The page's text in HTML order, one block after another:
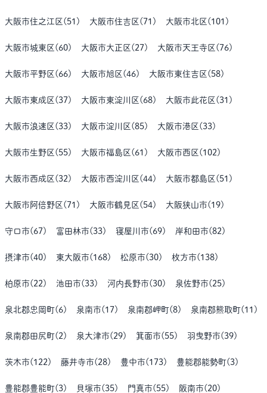
大阪市住之江区 ( 51 ) 大阪市住吉区 ( 71 ) 大阪市北区 ( 101 )
大阪市城東区 ( 60) 大阪市大正区 ( 27 ) 大阪市天王寺区 ( 76)
大阪市平野区 ( 66) 大阪市旭区 (46) 大阪市東住吉区 ( 58)
大阪市東成区 (37 ) 大阪市東淀川区 ( 68) 大阪市此花区 (31 )
大阪市浪速区 (33) 大阪市淀川区 (85) 大阪市港区 (33)
大阪市生野区 ( 55) 大阪市福島区 ( 61 ) 大阪市西区 ( 102 )
大阪市西成区 (32 ) 大阪市西淀川区 (44) 大阪市都島区 ( 51 )
大阪市阿倍野区 ( 71 ) 大阪市鶴見区 ( 54) 大阪狭山市( 19)
守口市( 67 ) 富田林市(33) 寝屋川市( 69) 岸和田市(82 )
摂津市(40) 東大阪市( 168) 松原市(30) 枚方市( 138)
柏原市( 22 ) 池田市(33) 河内長野市(30) 泉佐野市( 25)
泉北郡忠岡町( 6) 泉南市( 17 ) 泉南郡岬町(8) 泉南郡熊取町( 11 )
泉南郡田尻町( 2 ) 泉大津市( 29) 箕面市( 55) 羽曳野市(39)
茨木市( 122 ) 藤井寺市( 28) 豊中市( 173) 豊能郡能勢町(3)
豊能郡豊能町(3) 貝塚市(35) 門真市( 55) 阪南市( 20)